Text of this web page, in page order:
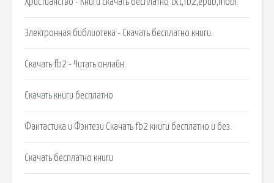
Электронная библиотека - Скачать бесплатно книги.
Скачать fb2 - Читать онлайн.
Скачать книги бесплатно
Фантастика и Фэнтези Скачать fb2 книги бесплатно и без.
Скачать бесплатно книги